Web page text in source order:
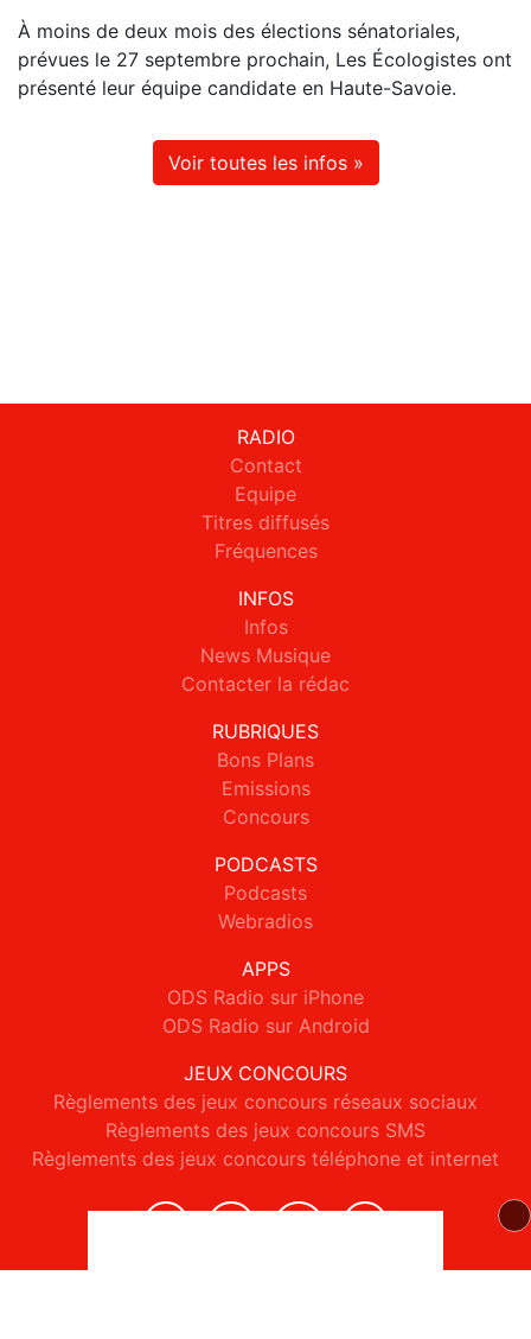
À moins de deux mois des élections sénatoriales,
prévues le 27 septembre prochain, Les Écologistes ont
présenté leur équipe candidate en Haute-Savoie.
Voir toutes les infos »
RADIO
Contact
Equipe
Titres diffusés
Fréquences
INFOS
Infos
News Musique
Contacter la rédac
RUBRIQUES
Bons Plans
Emissions
Concours
PODCASTS
Podcasts
Webradios
APPS
ODS Radio sur iPhone
ODS Radio sur Android
JEUX CONCOURS
Règlements des jeux concours réseaux sociaux
Règlements des jeux concours SMS
Règlements des jeux concours téléphone et internet